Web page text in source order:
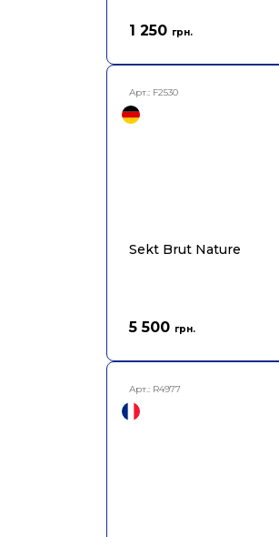
1 250 грн.
Арт.: F2530
Sekt Brut Nature
5 500 грн.
Арт.: R4977